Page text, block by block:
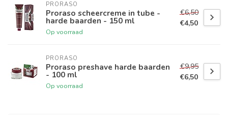
PRORASO
Proraso scheercreme in tube -
harde baarden - 150 ml
Op voorraad
€6,50
€4,50
PRORASO
Proraso preshave harde baarden
- 100 ml
Op voorraad
€9,95
€6,50